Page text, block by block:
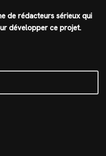
de rédacteurs sérieux qui
développer ce projet.